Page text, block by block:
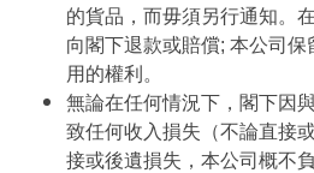
的貨品，而毋須另行通知。
向閣下退款或賠償; 本公司
用的權利。
無論在任何情況下，閣下因
致任何收入損失（不論直接
接或後遺損失，本公司概不負